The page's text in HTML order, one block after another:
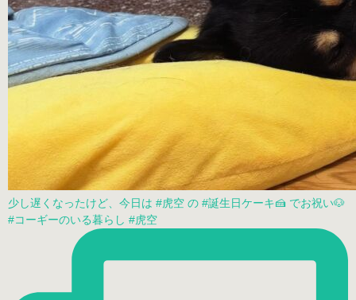
少し遅くなったけど、今日は #虎空 の #誕生日ケーキ🍰 でお祝い🐶
#コーギーのいる暮らし #虎空